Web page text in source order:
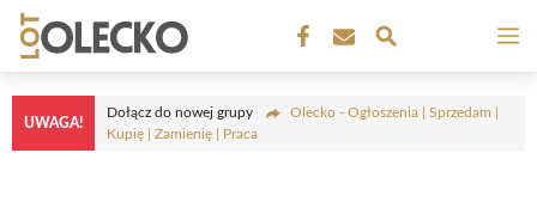
Przejdź
treści
UWAGA!
Dołącz do nowej grupy
Olecko - Ogłoszenia | Sprzedam |
Kupię | Zamienię | Praca